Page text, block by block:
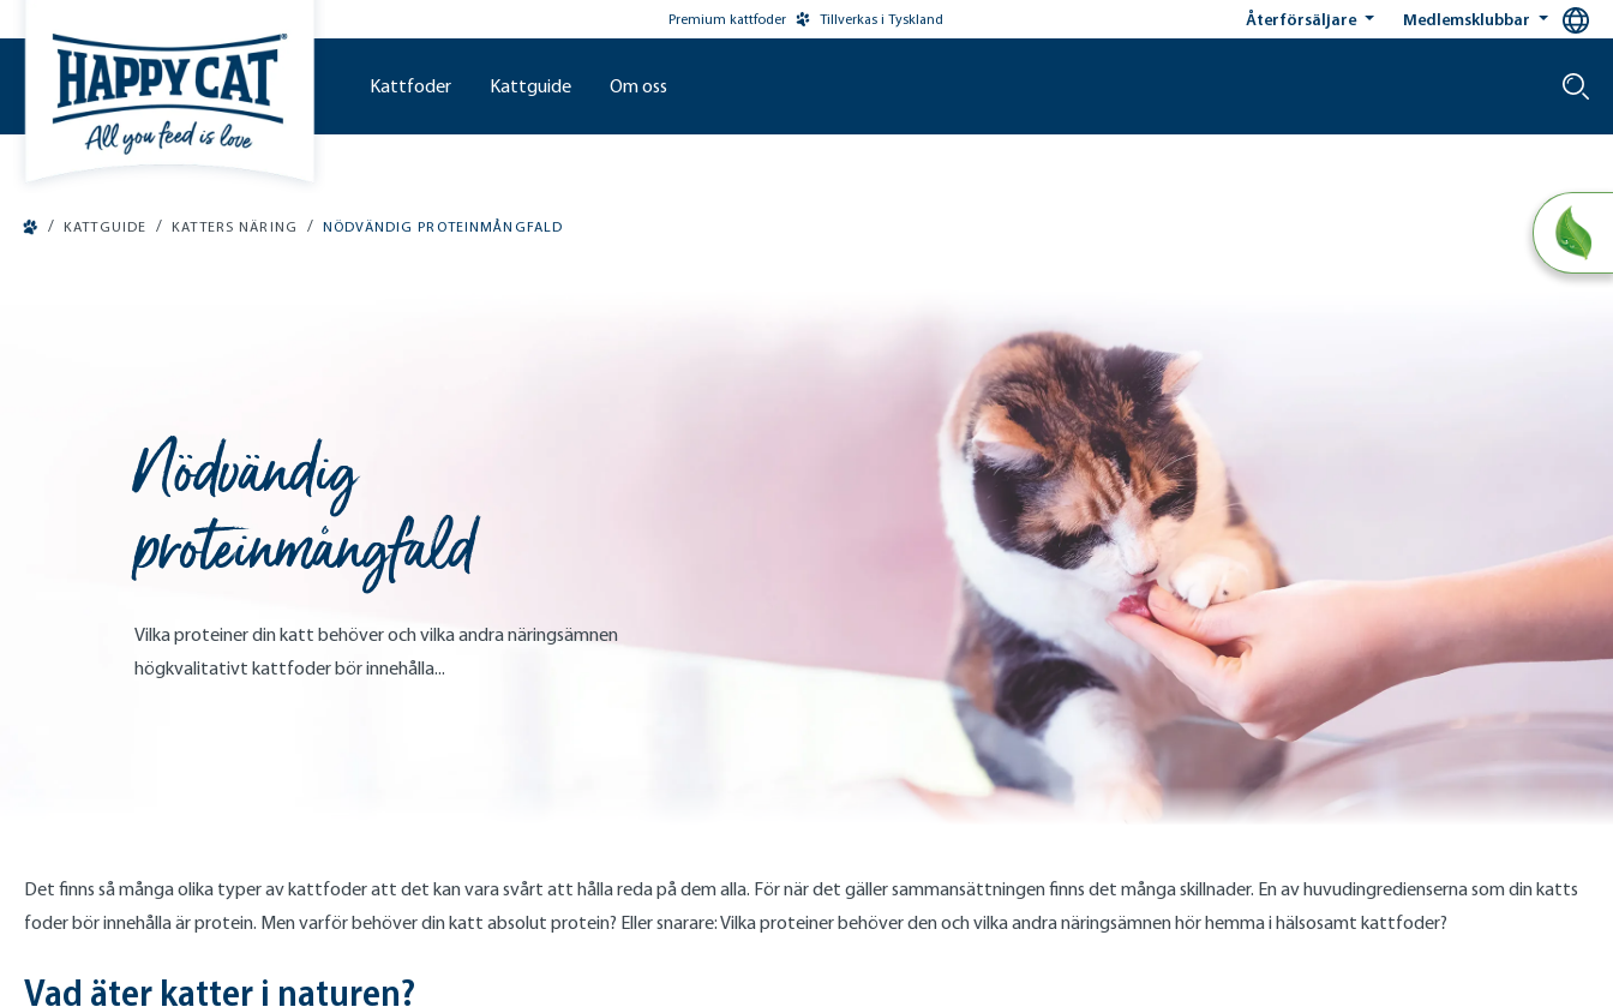
Premium kattfoder Tillverkas i Tyskland Återförsäljare Medlemsklubbar
Kattfoder Kattguide Om oss
/ KATTGUIDE / KATTERS NÄRING / NÖDVÄNDIG PROTEINMÅNGFALD
Nödvändig
proteinmångfald
Vilka proteiner din katt behöver och vilka andra näringsämnen
högkvalitativt kattfoder bör innehålla...
Det finns så många olika typer av kattfoder att det kan vara svårt att hålla reda på dem alla. För när det gäller sammansättningen finns det många skillnader. En av huvudingredienserna som din katts
foder bör innehålla är protein. Men varför behöver din katt absolut protein? Eller snarare: Vilka proteiner behöver den och vilka andra näringsämnen hör hemma i hälsosamt kattfoder?
Vad äter katter i naturen?